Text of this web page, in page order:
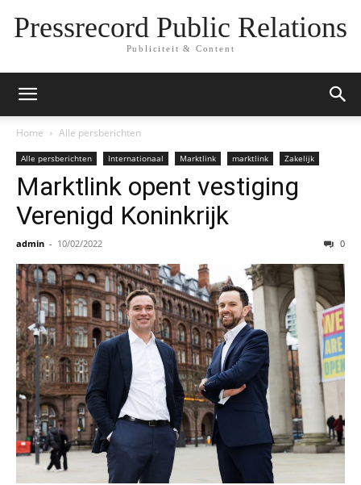
Pressrecord Public Relations
Publiciteit & Content
Home Alle persberichten
Alle persberichten Internationaal Marktlink marktlink Zakelijk
Marktlink opent vestiging
Verenigd Koninkrijk
admin - 10/02/2022 0